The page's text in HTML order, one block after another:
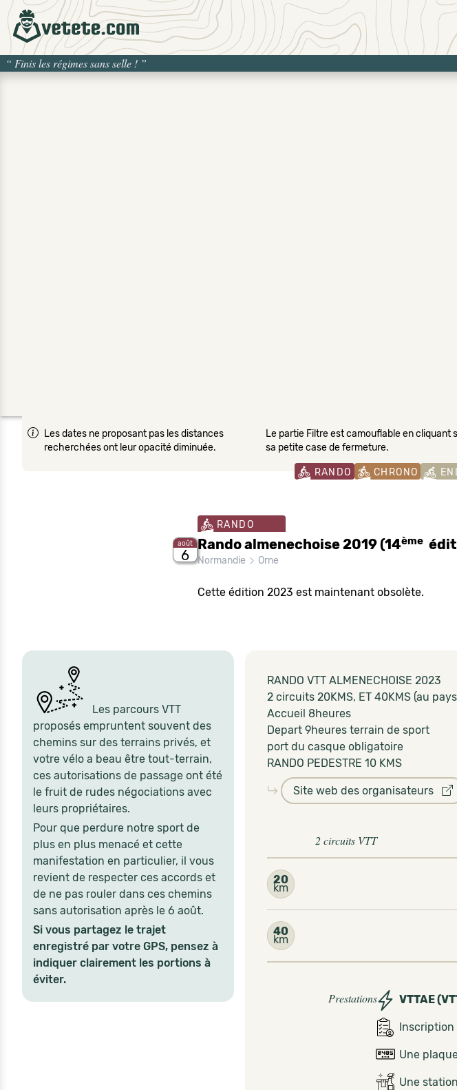
“ Finis les régimes sans selle ! ”
Les dates ne proposant pas les distances
recherchées ont leur opacité diminuée.
Le partie Filtre est camouflable en cliquant
sa petite case de fermeture.
RANDO CHRONO
août
6
RANDO
Rando almenechoise 2019 (14ème
Normandie Orne
Cette édition 2023 est maintenant obsolète.
Les parcours VTT
proposés empruntent souvent des
chemins sur des terrains privés, et
votre vélo a beau être tout-terrain,
ces autorisations de passage ont été
le fruit de rudes négociations avec
leurs propriétaires.
Pour que perdure notre sport de
plus en plus menacé et cette
manifestation en particulier, il vous
revient de respecter ces accords et
de ne pas rouler dans ces chemins
sans autorisation après le 6 août.
Si vous partagez le trajet
enregistré par votre GPS, pensez à
indiquer clairement les portions à
éviter.
RANDO VTT ALMENECHOISE 2023
2 circuits 20KMS, ET 40KMS (au
Accueil 8heures
Depart 9heures terrain de sport
port du casque obligatoire
RANDO PEDESTRE 10 KMS
Site web des organisateurs
2 circuits VTT
20
km
40
km
Prestations VTTAE
Inscription
Une
Une